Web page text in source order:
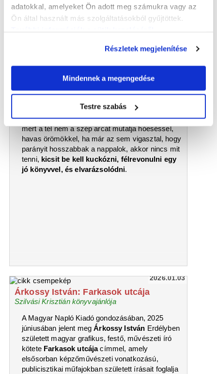
adatokkal, amelyeket Ön adott meg számukra vagy az
Ön által használt más szolgáltatásokból gyűjtöttek.
Részletek megjelenítése
Mindennek a megengedése
Testre szabás
2026.01.04
Hóesés bentről
Öt könyv a bekuckózáshoz felnőtteknek – SzaSzi
Ha elmúlnak az ünnepek, ha nem enged odakinn
a fogvacogtató hideg és a komor szürkeség, ha
mindezt barátságtalanságként éljük meg, unjuk,
mert a tél nem a szép arcát mutatja hóeséssel,
havas örömökkel, ha már az sem vigasztal, hogy
parányit hosszabbak a nappalok, akkor nincs mit
tenni, kicsit be kell kuckózni, félrevonulni egy
jó könyvvel, és elvarázsolódni.
2026.01.03
Árkossy István: Farkasok utcája
Szilvási Krisztián könyvajánlója
A Magyar Napló Kiadó gondozásában, 2025
júniusában jelent megÁrkossy István Erdélyben
született magyar grafikus, festő, művészeti író
kötete Farkasok utcájacímmel, amely
elsősorban képzőművészeti vonatkozású,
publicisztikai műfajokban született írásait foglalja